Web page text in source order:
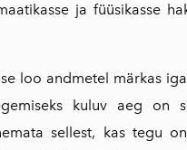
ja füüsikasse
loo andmetel mär­kas
kuluv aeg on
sellest, kas tegu